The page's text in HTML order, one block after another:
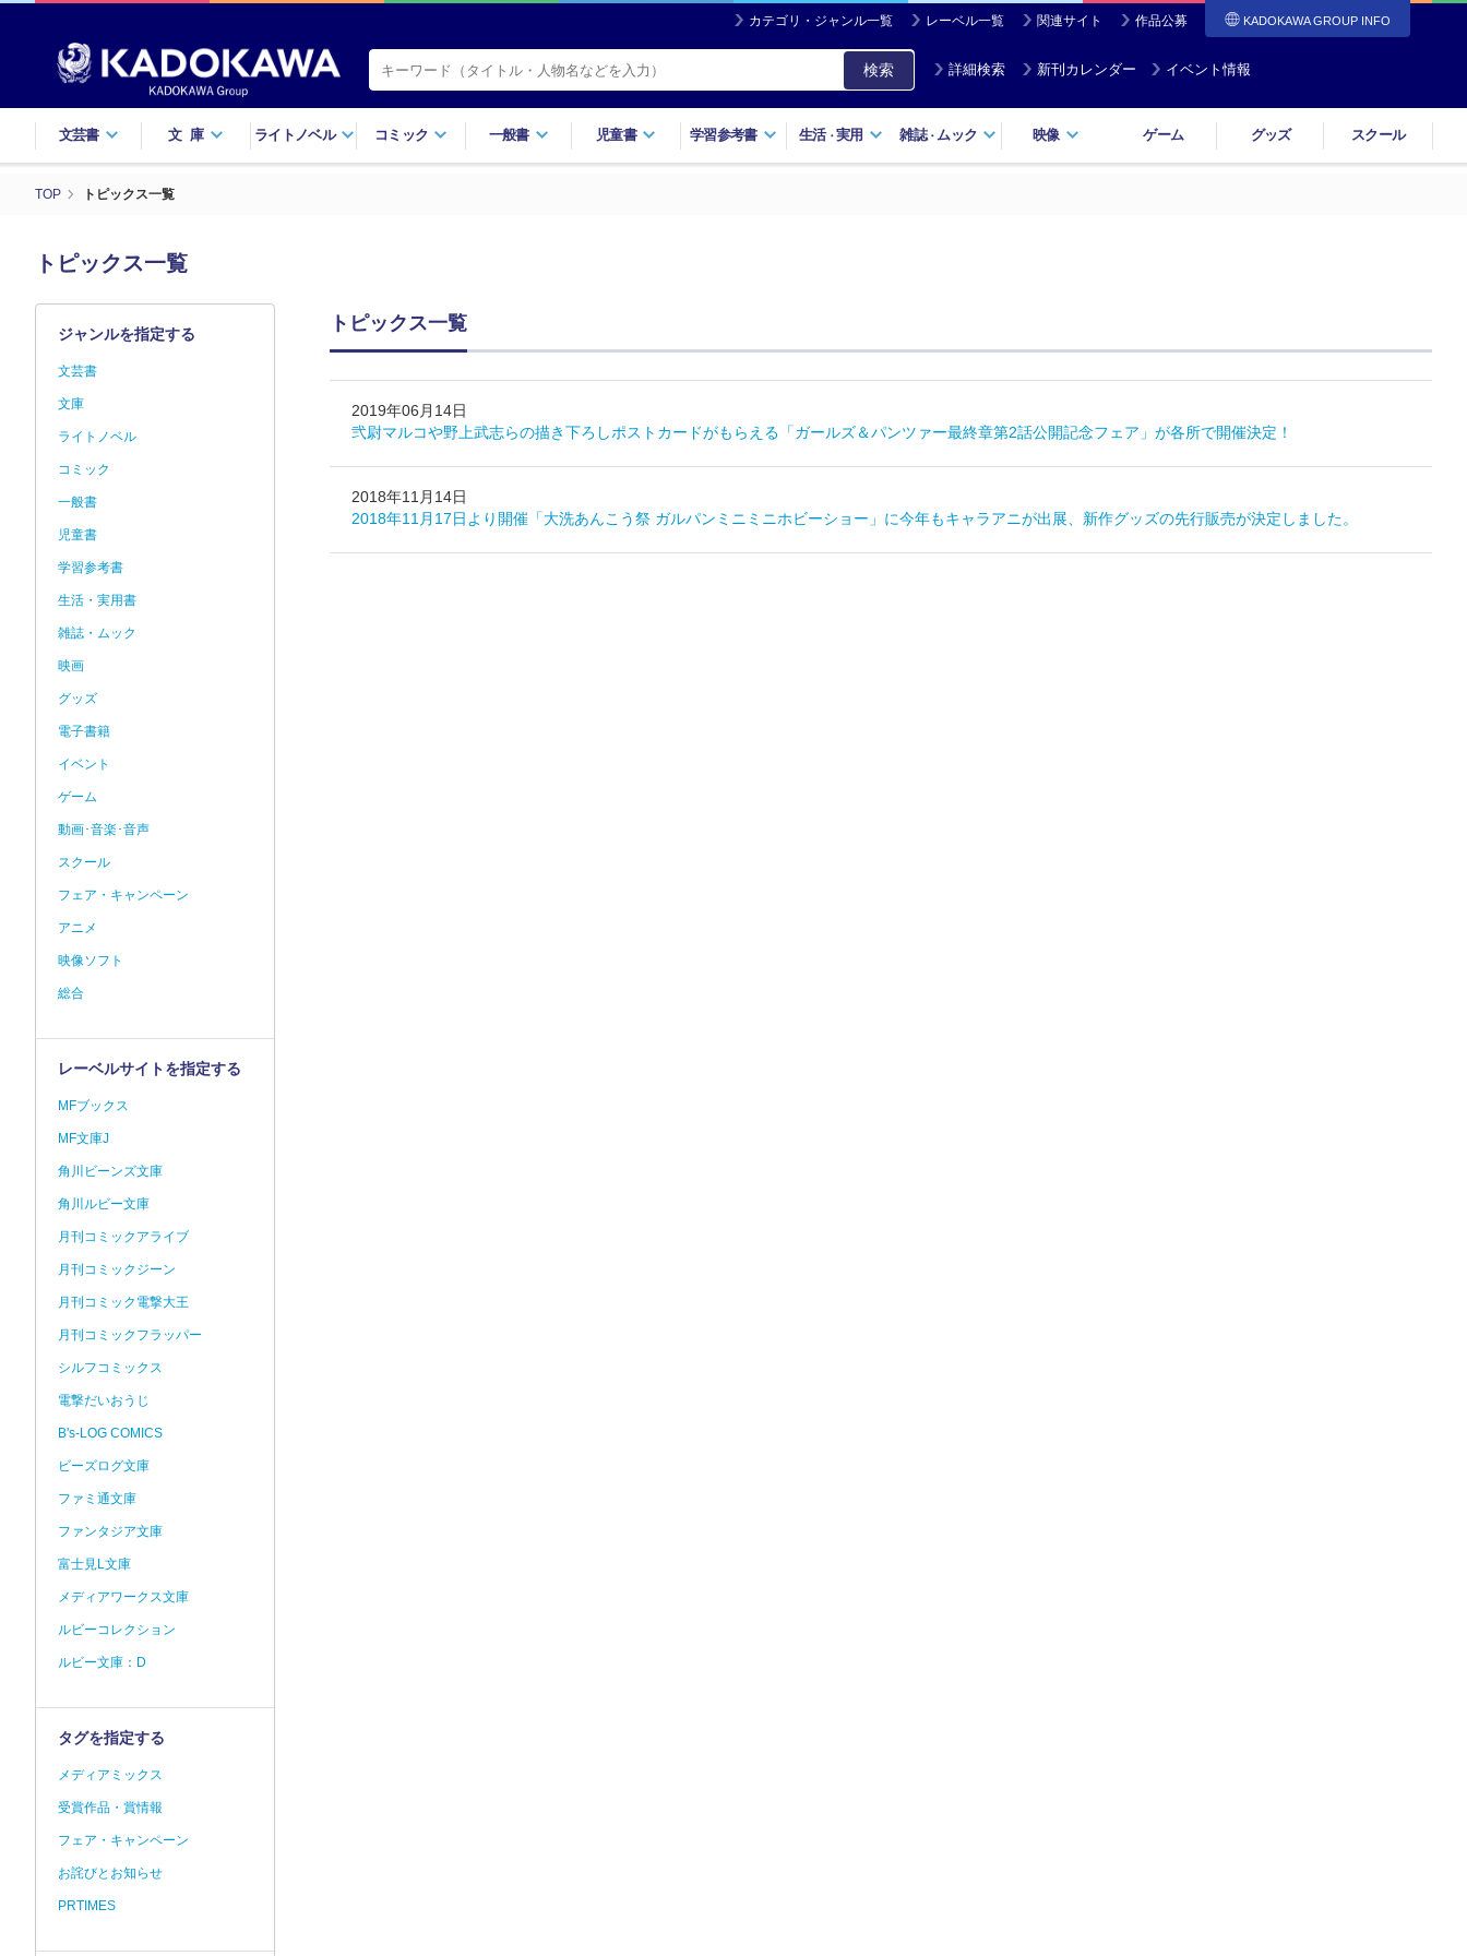
カテゴリ・ジャンル一覧 レーベル一覧 関連サイト 作品公募 KADOKAWA GROUP INFO
検索 詳細検索 新刊カレンダー イベント情報
文芸書 文庫 ライトノベル コミック 一般書 児童書 学習参考書 生活・実用 雑誌・ ムック 映像 ゲーム グッズ スクール
TOP トピックス一覧
トピックス一覧
トピックス一覧
2019年06月14日
弐尉マルコや野上武志らの描き下ろしポストカードがもらえる「ガールズ＆パンツァー最終章第2話公開記念フェア」が各所で開催決定！
2018年11月14日
2018年11月17日より開催「大洗あんこう祭 ガルパンミニミニホビーショー」に今年もキャラアニが出展、新作グッズの先行販売が決定しました。
ジャンルを指定する
文芸書
文庫
ライトノベル
コミック
一般書
児童書
学習参考書
生活・実用書
雑誌・ムック
映画
グッズ
電子書籍
イベント
ゲーム
動画･音楽･音声
スクール
フェア・キャンペーン
アニメ
映像ソフト
総合
レーベルサイトを指定する
MFブックス
MF文庫J
角川ビーンズ文庫
角川ルビー文庫
月刊コミックアライブ
月刊コミックジーン
月刊コミック電撃大王
月刊コミックフラッパー
シルフコミックス
電撃だいおうじ
B's-LOG COMICS
ビーズログ文庫
ファミ通文庫
ファンタジア文庫
富士見L文庫
メディアワークス文庫
ルビーコレクション
ルビー文庫：D
タグを指定する
メディアミックス
受賞作品・賞情報
フェア・キャンペーン
お詫びとお知らせ
PRTIMES